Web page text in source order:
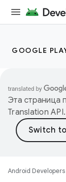
GOOGLE
Эта страница
Translation API.
Android Developers